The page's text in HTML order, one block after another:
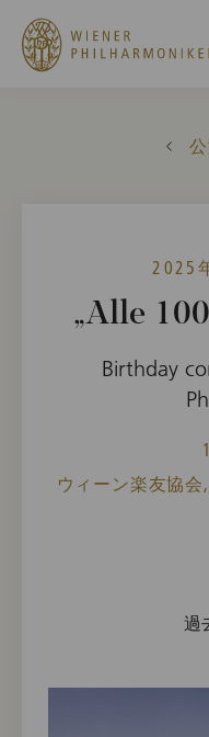
2025
„Alle
Birthday
ウィーン楽友協
過